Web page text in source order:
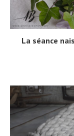
La séance